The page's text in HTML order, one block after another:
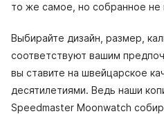
то же самое, но собранное не
Выбирайте дизайн, размер,
соответствуют вашим
вы ставите на швейцарское
десятилетиями. Ведь наши
Speedmaster Moonwatch